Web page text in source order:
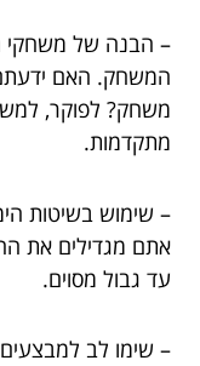
– הבנה של משחקי
המשחק. האם
משחק? לפוקר,
מתקדמות.
– שימוש בשיטות
אתם מגדילים את
עד גבול מסוים.
– שימו לב